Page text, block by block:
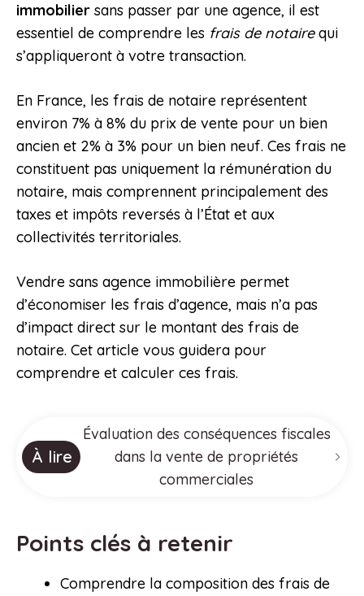
immobilier sans passer par une agence, il est
essentiel de comprendre les frais de notairequi
s’appliqueront à votre transaction.
En France, les frais de notaire représentent
environ 7% à 8% du prix de vente pour un bien
ancien et 2% à 3% pour un bien neuf. Ces frais ne
constituent pas uniquement la rémunération du
notaire, mais comprennent principalement des
taxes et impôts reversés à l’État et aux
collectivités territoriales.
Vendre sans agence immobilière permet
d’économiser les frais d’agence, mais n’a pas
d’impact direct sur le montant des frais de
notaire. Cet article vous guidera pour
comprendre et calculer ces frais.
À lire
Évaluation des conséquences fiscales
dans la vente de propriétés
commerciales
Points clés à retenir
Comprendre la composition des frais de